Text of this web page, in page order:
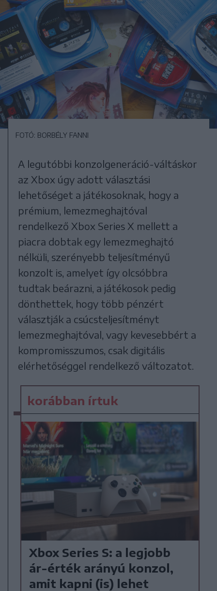
FOTÓ: BORBÉLY FANNI
A legutóbbi konzolgeneráció-váltáskor
az Xbox úgy adott választási
lehetőséget a játékosoknak, hogy a
prémium, lemezmeghajtóval
rendelkező Xbox Series X mellett a
piacra dobtak egy lemezmeghajtó
nélküli, szerényebb teljesítményű
konzolt is, amelyet így olcsóbbra
tudtak beárazni, a játékosok pedig
dönthettek, hogy több pénzért
választják a csúcsteljesítményt
lemezmeghajtóval, vagy kevesebbért a
kompromisszumos, csak digitális
elérhetőséggel rendelkező változatot.
korábban írtuk
Xbox Series S: a legjobb
ár-érték arányú konzol,
amit kapni (is) lehet